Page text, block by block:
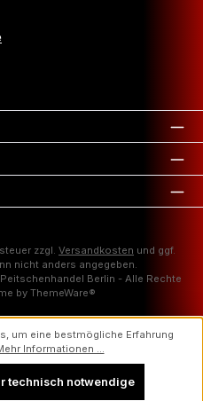
zzgl. Versandkosten und ggf.
nicht anders angegeben.
Berlin - Alle Rechte
by ThemeWare®
um eine bestmögliche Erfahrung
Informationen ...
technisch notwendige